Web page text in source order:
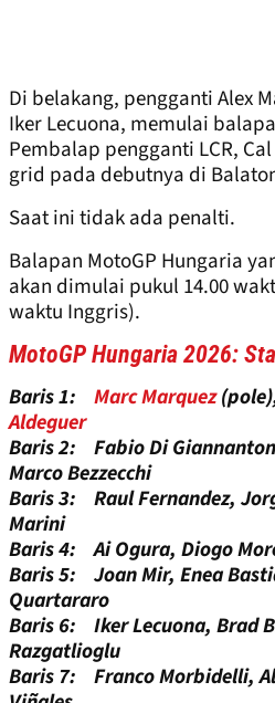
Di belakang, pengganti Alex
Iker Lecuona, memulai
Pembalap pengganti LCR,
grid pada debutnya di
Saat ini tidak ada penalti.
Balapan MotoGP Hungaria
akan dimulai pukul 14.00
waktu Inggris).
MotoGP Hungaria 2026:
Baris 1: Marc Marquez
Aldeguer
Baris 2: Fabio Di
Marco Bezzecchi
Baris 3: Raul Fernandez,
Marini
Baris 4: Ai Ogura, Diogo
Baris 5: Joan Mir, Enea
Quartararo
Baris 6: Iker Lecuona, Brad
Razgatlioglu
Baris 7: Franco Morbidelli,